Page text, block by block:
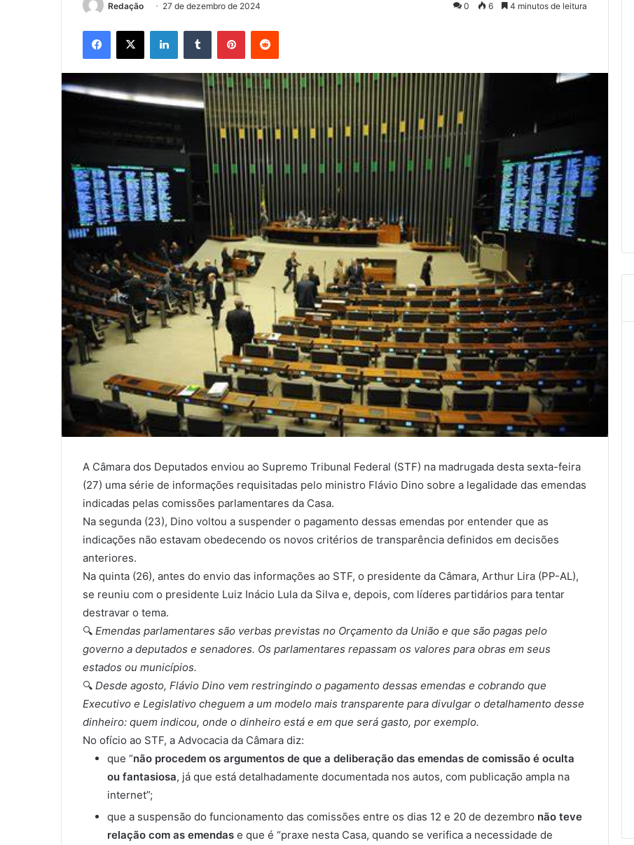
Redação 27 de dezembro de 2024 0 6 4 minutos de leitura
Facebook
X LinkedinTumblr PinterestReddit
A Câmara dos Deputados enviou ao Supremo Tribunal Federal (STF) na madrugada desta sexta-feira
(27) uma série de informações requisitadas pelo ministro Flávio Dino sobre a legalidade das emendas
indicadas pelas comissões parlamentares da Casa.
Na segunda (23), Dino voltou a suspender o pagamento dessas emendas por entender que as
indicações não estavam obedecendo os novos critérios de transparência definidos em decisões
anteriores.
Na quinta (26), antes do envio das informações ao STF, o presidente da Câmara, Arthur Lira (PP-AL),
se reuniu com o presidente Luiz Inácio Lula da Silva e, depois, com líderes partidários para tentar
destravar o tema.
🔍 Emendas parlamentares são verbas previstas no Orçamento da União e que são pagas pelo
governo a deputados e senadores. Os parlamentares repassam os valores para obras em seus
estados ou municípios.
🔍 Desde agosto, Flávio Dino vem restringindo o pagamento dessas emendas e cobrando que
Executivo e Legislativo cheguem a um modelo mais transparente para divulgar o detalhamento desse
dinheiro: quem indicou, onde o dinheiro está e em que será gasto, por exemplo.
No ofício ao STF, a Advocacia da Câmara diz:
que “não procedem os argumentos de que a deliberação das emendas de comissão é oculta
ou fantasiosa, já que está detalhadamente documentada nos autos, com publicação ampla na
internet”;
que a suspensão do funcionamento das comissões entre os dias 12 e 20 de dezembro não teve
relação com as emendas e que é “praxe nesta Casa, quando se verifica a necessidade de